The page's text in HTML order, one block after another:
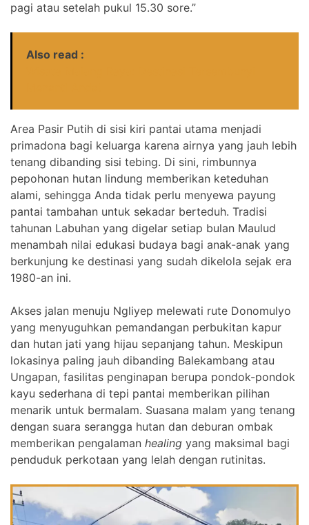
pagi atau setelah pukul 15.30 sore.”
Also read :
Area Pasir Putih di sisi kiri pantai utama menjadi
primadona bagi keluarga karena airnya yang jauh lebih
tenang dibanding sisi tebing. Di sini, rimbunnya
pepohonan hutan lindung memberikan keteduhan
alami, sehingga Anda tidak perlu menyewa payung
pantai tambahan untuk sekadar berteduh. Tradisi
tahunan Labuhan yang digelar setiap bulan Maulud
menambah nilai edukasi budaya bagi anak-anak yang
berkunjung ke destinasi yang sudah dikelola sejak era
1980-an ini.
Akses jalan menuju Ngliyep melewati rute Donomulyo
yang menyuguhkan pemandangan perbukitan kapur
dan hutan jati yang hijau sepanjang tahun. Meskipun
lokasinya paling jauh dibanding Balekambang atau
Ungapan, fasilitas penginapan berupa pondok-pondok
kayu sederhana di tepi pantai memberikan pilihan
menarik untuk bermalam. Suasana malam yang tenang
dengan suara serangga hutan dan deburan ombak
memberikan pengalaman healing yang maksimal bagi
penduduk perkotaan yang lelah dengan rutinitas.